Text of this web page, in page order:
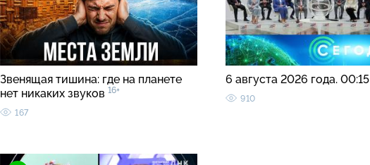
Звенящая тишина: где на планете
нет никаких звуков 16+
167
6 августа 2026 года. 00:15
910